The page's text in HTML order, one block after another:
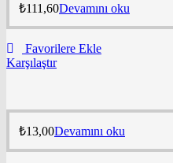
₺111,60Devamını oku
Favorilere Ekle
Karşılaştır
₺13,00Devamını oku